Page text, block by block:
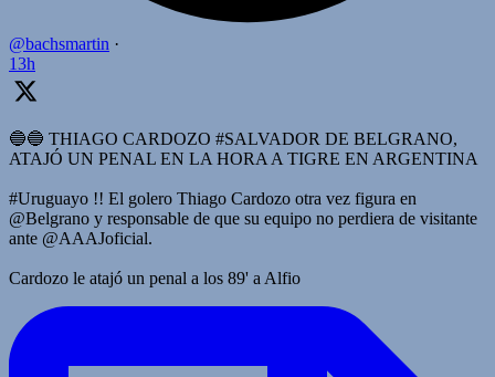
@bachsmartin ·
13h
🔵🔵 THIAGO CARDOZO #SALVADOR DE BELGRANO,
ATAJÓ UN PENAL EN LA HORA A TIGRE EN ARGENTINA
#Uruguayo !! El golero Thiago Cardozo otra vez figura en
@Belgrano y responsable de que su equipo no perdiera de visitante
ante @AAAJoficial.
Cardozo le atajó un penal a los 89' a Alfio